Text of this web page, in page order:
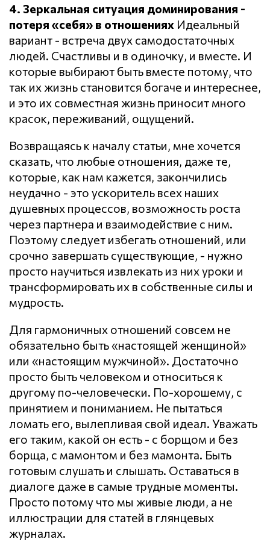
4. Зеркальная ситуация доминирования -
потеря «себя» в отношениях Идеальный
вариант - встреча двух самодостаточных
людей. Счастливы и в одиночку, и вместе. И
которые выбирают быть вместе потому, что
так их жизнь становится богаче и интереснее,
и это их совместная жизнь приносит много
красок, переживаний, ощущений.
Возвращаясь к началу статьи, мне хочется
сказать, что любые отношения, даже те,
которые, как нам кажется, закончились
неудачно - это ускоритель всех наших
душевных процессов, возможность роста
через партнера и взаимодействие с ним.
Поэтому следует избегать отношений, или
срочно завершать существующие, - нужно
просто научиться извлекать из них уроки и
трансформировать их в собственные силы и
мудрость.
Для гармоничных отношений совсем не
обязательно быть «настоящей женщиной»
или «настоящим мужчиной». Достаточно
просто быть человеком и относиться к
другому по-человечески. По-хорошему, с
принятием и пониманием. Не пытаться
ломать его, вылепливая свой идеал. Уважать
его таким, какой он есть - с борщом и без
борща, с мамонтом и без мамонта. Быть
готовым слушать и слышать. Оставаться в
диалоге даже в самые трудные моменты.
Просто потому что мы живые люди, а не
иллюстрации для статей в глянцевых
журналах.